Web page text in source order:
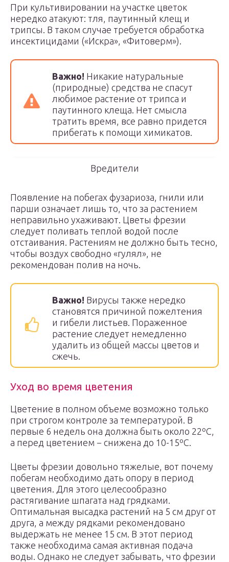
При культивировании на участке цветок
нередко атакуют: тля, паутинный клещ и
трипсы. В таком случае требуется обработка
инсектицидами («Искра», «Фитоверм»).
Важно! Никакие натуральные
(природные) средства не спасут
любимое растение от трипса и
паутинного клеща. Нет смысла
тратить время, все равно придется
прибегать к помощи химикатов.
Вредители
Появление на побегах фузариоза, гнили или
парши означает лишь то, что за растением
неправильно ухаживают. Цветы фрезии
следует поливать теплой водой после
отстаивания. Растениям не должно быть тесно,
чтобы воздух свободно «гулял», не
рекомендован полив на ночь.
Важно! Вирусы также нередко
становятся причиной пожелтения
и гибели листьев. Пораженное
растение следует немедленно
удалить из общей массы цветов и
сжечь.
Уход во время цветения
Цветение в полном объеме возможно только
при строгом контроле за температурой. В
первые 6 недель она должна быть около 22ºС,
а перед цветением − снижена до 10-15ºС.
Цветы фрезии довольно тяжелые, вот почему
побегам необходимо дать опору в период
цветения. Для этого целесообразно
растягивание шпагата над грядками.
Оптимальная высадка растений на 5 см друг от
друга, а между рядками рекомендовано
выдержать не менее 15 см. В этот период
также необходима самая активная подача
воды. Однако не следует забывать, что фрезии